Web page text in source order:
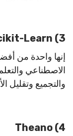
3) Scikit-Learn
الاصطناعي
والتجميع وتقليل
4) Theano